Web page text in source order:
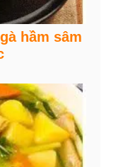
hầm sâm